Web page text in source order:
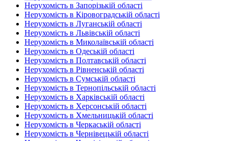
Нерухомість в Запорізькій області
Нерухомість в Кіровоградській області
Нерухомість в Луганській області
Нерухомість в Львівській області
Нерухомість в Миколаївській області
Нерухомість в Одеській області
Нерухомість в Полтавській області
Нерухомість в Рівненській області
Нерухомість в Сумській області
Нерухомість в Тернопільській області
Нерухомість в Харківській області
Нерухомість в Херсонській області
Нерухомість в Хмельницькій області
Нерухомість в Черкаській області
Нерухомість в Чернівецькій області